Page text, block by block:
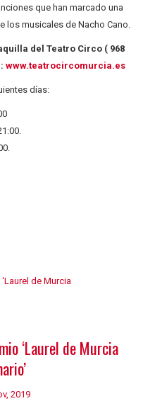
que han marcado una
los musicales de Nacho Cano.
del Teatro Circo ( 968
www.teatrocircomurcia.es
días:
‘Laurel de Murcia
2019